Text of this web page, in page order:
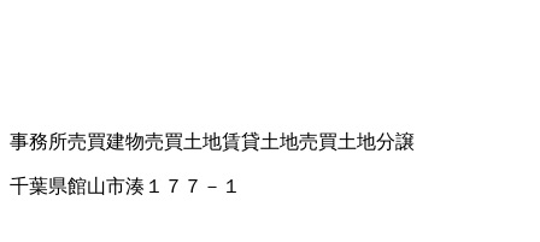
事務所売買建物売買土地賃貸土地売買土地分譲
千葉県館山市湊１７７－１